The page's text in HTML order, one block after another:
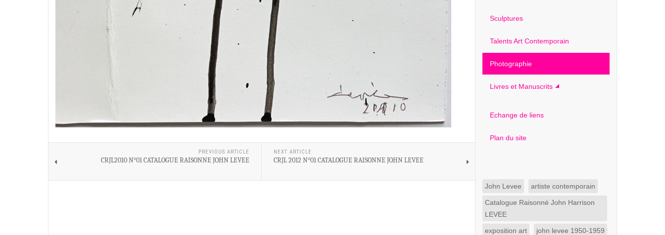
PREVIOUS ARTICLE
CRJL2010 N°01 CATALOGUE RAISONNE JOHN LEVEE
NEXT ARTICLE
CRJL 2012 N°01 CATALOGUE RAISONNE JOHN LEVEE
Sculptures
Talents Art Contemporain
Photographie
Livres et Manuscrits
Echange de liens
Plan du site
John Levee artiste contemporain
Catalogue Raisonné John Harrison
LEVEE
exposition art john levee 1950-1959